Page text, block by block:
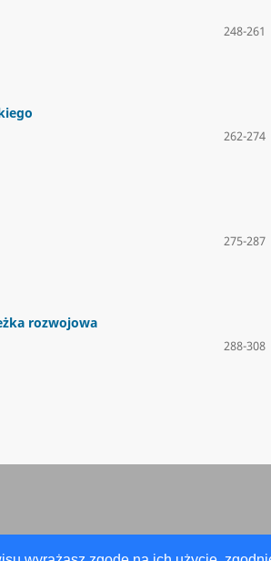
248-261
262-274
275-287
rozwojowa
288-308